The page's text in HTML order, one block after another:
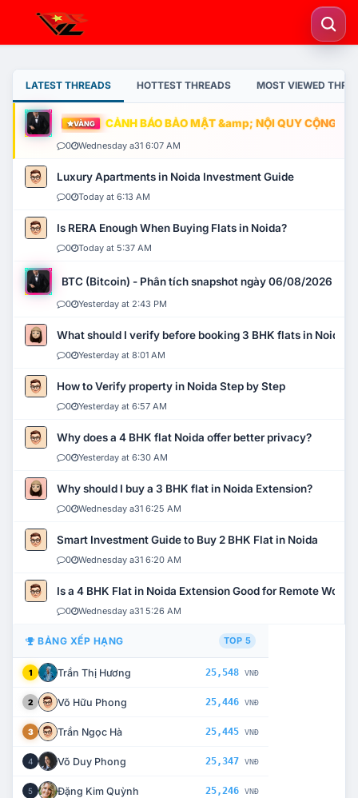
LATEST THREADS HOTTEST THREADS MOST VIEWED
VÀNG CẢNH BÁO BẢO MẬT &amp; NỘI QUY CỘNG
0 Wednesday a31 6:07 AM
Luxury Apartments in Noida Investment Guide
0 Today at 6:13 AM
Is RERA Enough When Buying Flats in Noida?
0 Today at 5:37 AM
BTC (Bitcoin) - Phân tích snapshot ngày 06/08/2026
0 Yesterday at 2:43 PM
What should I verify before booking 3 BHK flats in Noida?
0 Yesterday at 8:01 AM
How to Verify property in Noida Step by Step
0 Yesterday at 6:57 AM
Why does a 4 BHK flat Noida offer better privacy?
0 Yesterday at 6:30 AM
Why should I buy a 3 BHK flat in Noida Extension?
0 Wednesday a31 6:25 AM
Smart Investment Guide to Buy 2 BHK Flat in Noida
0 Wednesday a31 6:20 AM
Is a 4 BHK Flat in Noida Extension Good for Remote Work?
0 Wednesday a31 5:26 AM
BẢNG XẾP HẠNG TOP 5
1 Trần Thị Hương 25,548 VNĐ
2 Võ Hữu Phong 25,446 VNĐ
3 Trần Ngọc Hà 25,445 VNĐ
4 Võ Duy Phong 25,347 VNĐ
5 Đặng Kim Quỳnh 25,246 VNĐ